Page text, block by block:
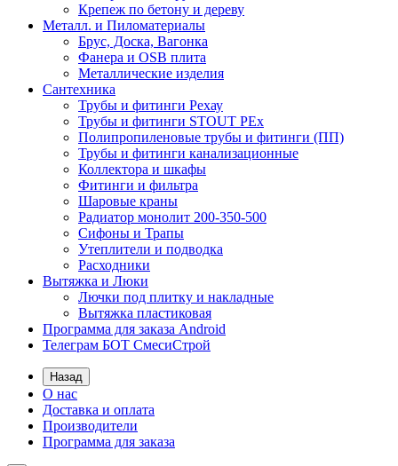
Крепеж по бетону и дереву
Металл. и Пиломатериалы
Брус, Доска, Вагонка
Фанера и OSB плита
Металлические изделия
Сантехника
Трубы и фитинги Рехау
Трубы и фитинги STOUT PEx
Полипропиленовые трубы и фитинги (ПП)
Трубы и фитинги канализационные
Коллектора и шкафы
Фитинги и фильтра
Шаровые краны
Радиатор монолит 200-350-500
Сифоны и Трапы
Утеплители и подводка
Расходники
Вытяжка и Люки
Лючки под плитку и накладные
Вытяжка пластиковая
Программа для заказа Android
Телеграм БОТ СмесиСтрой
Назад
О нас
Доставка и оплата
Производители
Программа для заказа